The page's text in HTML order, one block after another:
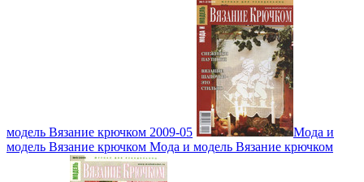
модель Вязание крючком 2009-05
Мода и
модель Вязание крючком Мода и модель Вязание крючком